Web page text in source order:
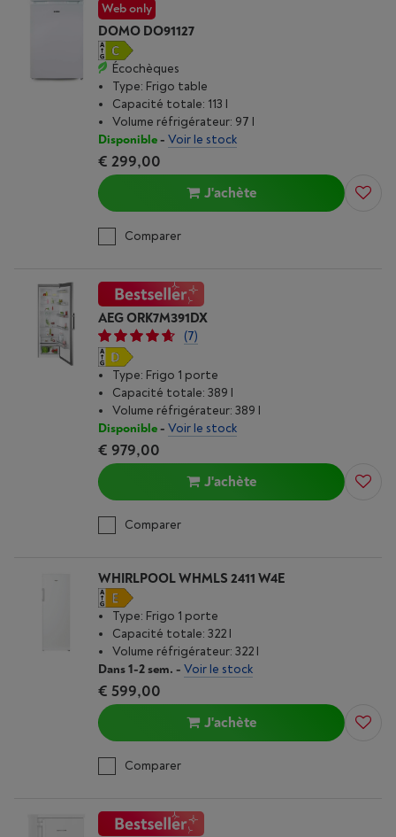
Web only
DOMO DO91127
Écochèques
Type: Frigo table
Capacité totale: 113 l
Volume réfrigérateur: 97 l
Disponible- Voir le stock
€ 299,00
J'achète
Comparer
AEG ORK7M391DX
(7)
Type: Frigo 1 porte
Capacité totale: 389 l
Volume réfrigérateur: 389 l
Disponible- Voir le stock
€ 979,00
J'achète
Comparer
WHIRLPOOL WHMLS 2411 W4E
Type: Frigo 1 porte
Capacité totale: 322 l
Volume réfrigérateur: 322 l
Dans 1-2 sem. - Voir le stock
€ 599,00
J'achète
Comparer